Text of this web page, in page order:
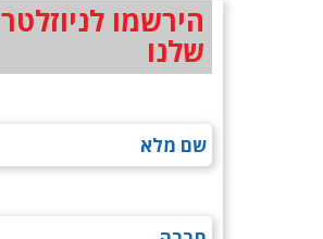
הירשמו לניוזלטר
שלנו